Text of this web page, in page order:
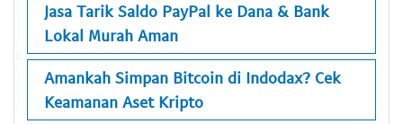
Jasa Tarik Saldo PayPal ke Dana & Bank
Lokal Murah Aman
Amankah Simpan Bitcoin di Indodax? Cek
Keamanan Aset Kripto